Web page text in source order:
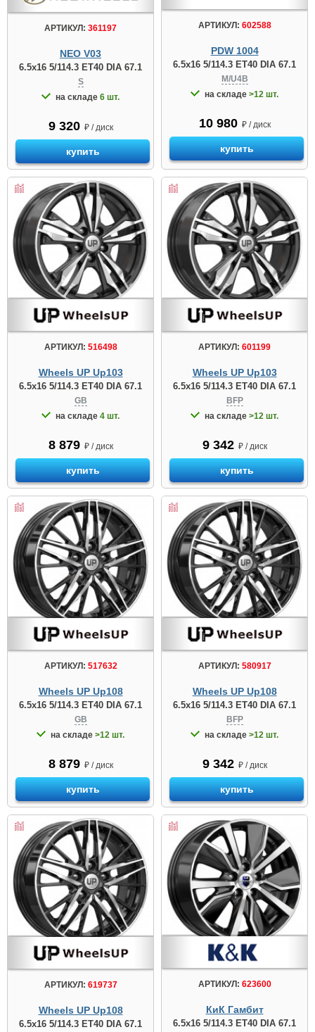
АРТИКУЛ: 361197
NEO V03
6.5x16 5/114.3 ET40 DIA 67.1
S
на складе 6 шт.
9 320 ₽ / диск
купить
АРТИКУЛ: 602588
PDW 1004
6.5x16 5/114.3 ET40 DIA 67.1
M/U4B
на складе >12 шт.
10 980 ₽ / диск
купить
АРТИКУЛ: 516498
Wheels UP Up103
6.5x16 5/114.3 ET40 DIA 67.1
GB
на складе 4 шт.
8 879 ₽ / диск
купить
АРТИКУЛ: 601199
Wheels UP Up103
6.5x16 5/114.3 ET40 DIA 67.1
BFP
на складе >12 шт.
9 342 ₽ / диск
купить
АРТИКУЛ: 517632
Wheels UP Up108
6.5x16 5/114.3 ET40 DIA 67.1
GB
на складе >12 шт.
8 879 ₽ / диск
купить
АРТИКУЛ: 580917
Wheels UP Up108
6.5x16 5/114.3 ET40 DIA 67.1
BFP
на складе >12 шт.
9 342 ₽ / диск
купить
АРТИКУЛ: 619737
Wheels UP Up108
6.5x16 5/114.3 ET40 DIA 67.1
АРТИКУЛ: 623600
КиК Гамбит
6.5x16 5/114.3 ET40 DIA 67.1